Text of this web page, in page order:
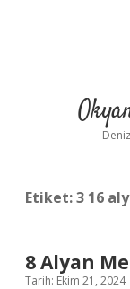
Etiket:3 16
8 Alyan
Tarih: Ekim 21, 2024